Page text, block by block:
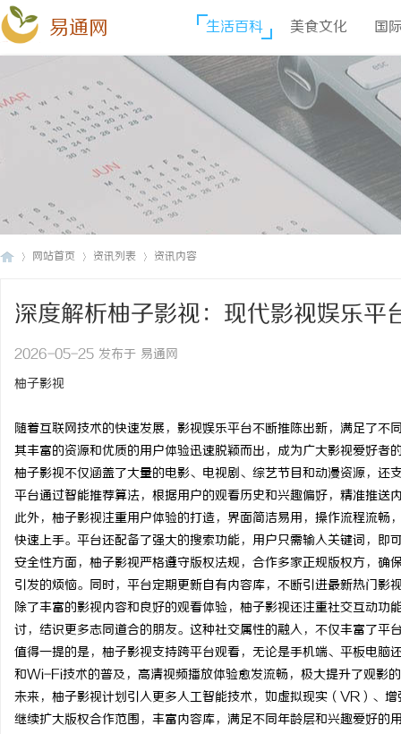
易通网 生活百科 美食文化 国
网站首页 资讯列表 资讯内容
深度解析柚子影视：现代影视娱乐平
2026-05-25 发布于 易通网
柚子影视
随着互联网技术的快速发展，影视娱乐平台不断推陈出新，满足了
其丰富的资源和优质的用户体验迅速脱颖而出，成为广大影视爱好者
柚子影视不仅涵盖了大量的电影、电视剧、综艺节目和动漫资源，
平台通过智能推荐算法，根据用户的观看历史和兴趣偏好，精准推送
此外，柚子影视注重用户体验的打造，界面简洁易用，操作流程流
快速上手。平台还配备了强大的搜索功能，用户只需输入关键词，即
安全性方面，柚子影视严格遵守版权法规，合作多家正规版权方，
引发的烦恼。同时，平台定期更新自有内容库，不断引进最新热门影
除了丰富的影视内容和良好的观看体验，柚子影视还注重社交互动
讨，结识更多志同道合的朋友。这种社交属性的融入，不仅丰富了平
值得一提的是，柚子影视支持跨平台观看，无论是手机端、平板电
和Wi-Fi技术的普及，高清视频播放体验愈发流畅，极大提升了观影
未来，柚子影视计划引入更多人工智能技术，如虚拟现实（VR）、
继续扩大版权合作范围，丰富内容库，满足不同年龄层和兴趣爱好的